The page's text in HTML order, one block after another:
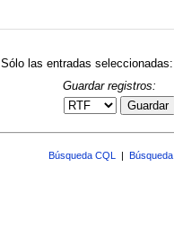
Sólo las entradas seleccionadas:
Guardar registros:
Guardar
Búsqueda CQL